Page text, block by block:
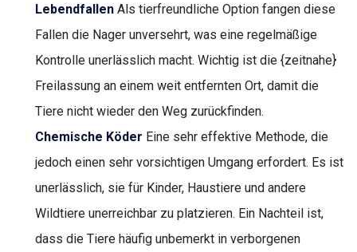
Lebendfallen Als tierfreundliche Option fangen diese
Fallen die Nager unversehrt, was eine regelmäßige
Kontrolle unerlässlich macht. Wichtig ist die {zeitnahe}
Freilassung an einem weit entfernten Ort, damit die
Tiere nicht wieder den Weg zurückfinden.
Chemische Köder Eine sehr effektive Methode, die
jedoch einen sehr vorsichtigen Umgang erfordert. Es ist
unerlässlich, sie für Kinder, Haustiere und andere
Wildtiere unerreichbar zu platzieren. Ein Nachteil ist,
dass die Tiere häufig unbemerkt in verborgenen